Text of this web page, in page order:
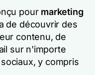
pour marketing
de découvrir des
contenu, de
sur n'importe
y compris